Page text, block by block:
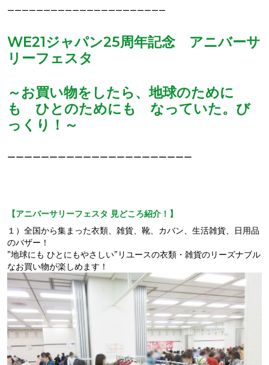
ーーーーーーーーーーーーーーーーーーーーーー
WE21ジャパン25周年記念 アニバーサ
リーフェスタ
～お買い物をしたら、地球のために
も ひとのためにも なっていた。び
っくり！～
ーーーーーーーーーーーーーーーーーーーーーー
【アニバーサリーフェスタ 見どころ紹介！】
１）全国から集まった衣類、雑貨、靴、カバン、生活雑貨、日用品
のバザー！
”地球にも ひとにもやさしい”リユースの衣類・雑貨のリーズナブル
なお買い物が楽しめます！